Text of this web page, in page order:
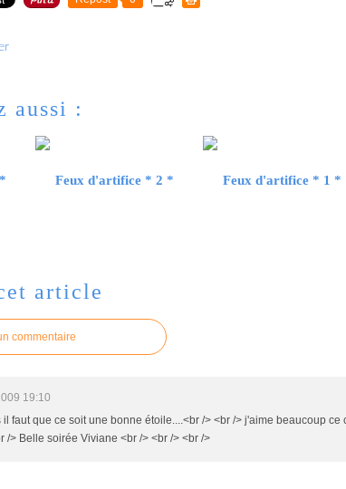
aussi :
Feux d'artifice * 2 * Feux d'artifice * 1 *
article
commentaire
19:10
il faut que ce soit une bonne étoile....<br /> <br /> j'aime beaucoup
/> Belle soirée Viviane <br /> <br /> <br />